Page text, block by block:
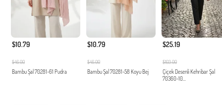
$10.79
$46.00
Bambu Şal 70281-61 Pudra
$10.79
$46.00
Bambu Şal 70281-58 Koyu Bej
$25.19
$103.00
Çiçek Desenli Kehribar Şal
70360-10...